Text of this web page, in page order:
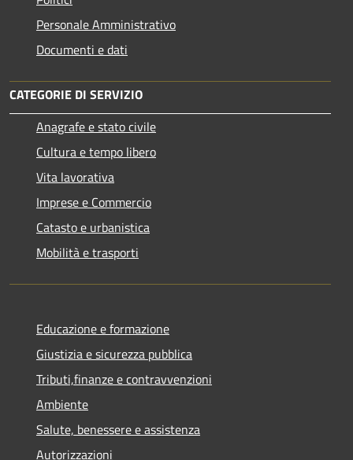
Personale Amministrativo
Documenti e dati
CATEGORIE DI SERVIZIO
Anagrafe e stato civile
Cultura e tempo libero
Vita lavorativa
Imprese e Commercio
Catasto e urbanistica
Mobilità e trasporti
Educazione e formazione
Giustizia e sicurezza pubblica
Tributi,finanze e contravvenzioni
Ambiente
Salute, benessere e assistenza
Autorizzazioni